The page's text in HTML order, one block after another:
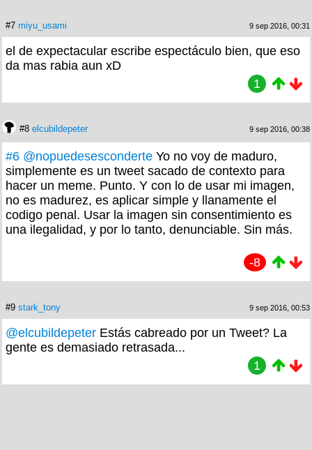
#7 miyu_usami 9 sep 2016, 00:31
el de expectacular escribe espectáculo bien, que eso
da mas rabia aun xD
1
#8 elcubildepeter 9 sep 2016, 00:38
#6 @nopuedesesconderte Yo no voy de maduro,
simplemente es un tweet sacado de contexto para
hacer un meme. Punto. Y con lo de usar mi imagen,
no es madurez, es aplicar simple y llanamente el
codigo penal. Usar la imagen sin consentimiento es
una ilegalidad, y por lo tanto, denunciable. Sin más.
-8
#9 stark_tony 9 sep 2016, 00:53
@elcubildepeter Estás cabreado por un Tweet? La
gente es demasiado retrasada...
1